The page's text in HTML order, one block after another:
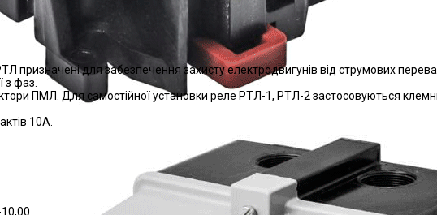
призначені для забезпечення захисту електродвигунів від струмових
з фаз.
ПМЛ. Для самостійної установки реле РТЛ-1, РТЛ-2 застосовуються
10А.